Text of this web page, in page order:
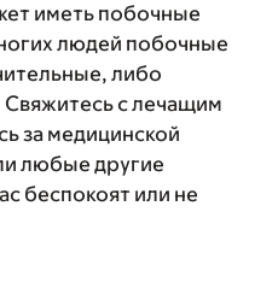
иметь побочные
людей побочные
либо
с лечащим
за медицинской
любые другие
беспокоят или не